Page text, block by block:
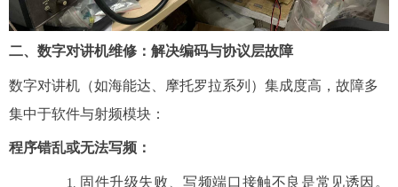
二、数字对讲机维修：解决编码与协议层故障
数字对讲机（如海能达、摩托罗拉系列）集成度高，故障多
集中于软件与射频模块：
程序错乱或无法写频 ：
固件升级失败、写频端口接触不良是常见诱因。